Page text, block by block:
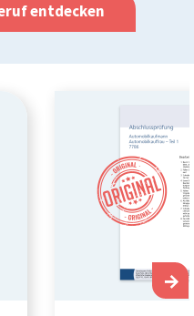
entdecken
→